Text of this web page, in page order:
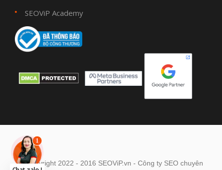
SEOViP Academy
© Copyright 2022 - 2016 SEOViP.vn - Công ty SEO chuyên